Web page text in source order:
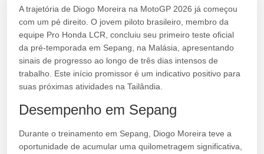
A trajetória de Diogo Moreira na MotoGP 2026 já começou
com um pé direito. O jovem piloto brasileiro, membro da
equipe Pro Honda LCR, concluiu seu primeiro teste oficial
da pré-temporada em Sepang, na Malásia, apresentando
sinais de progresso ao longo de três dias intensos de
trabalho. Este início promissor é um indicativo positivo para
suas próximas atividades na Tailândia.
Desempenho em Sepang
Durante o treinamento em Sepang, Diogo Moreira teve a
oportunidade de acumular uma quilometragem significativa,